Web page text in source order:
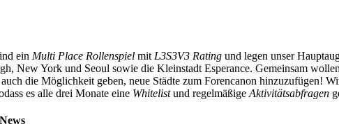
ein Multi Place Rollenspiel mit L3S3V3 Rating und legen unser
New York und Seoul sowie die Kleinstadt Esperance. Gemeinsam
die Möglichkeit geben, neue Städte zum Forencanon hinzuzufügen!
es alle drei Monate eine Whitelistund regelmäßige Aktivitätsabfragen
News